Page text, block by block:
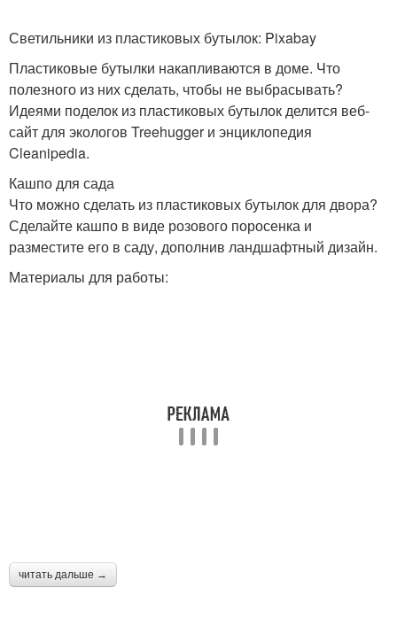
Светильники из пластиковых бутылок: Pixabay
Пластиковые бутылки накапливаются в доме. Что
полезного из них сделать, чтобы не выбрасывать?
Идеями поделок из пластиковых бутылок делится веб-
сайт для экологов Treehugger и энциклопедия
Cleanipedia.
Кашпо для сада
Что можно сделать из пластиковых бутылок для двора?
Сделайте кашпо в виде розового поросенка и
разместите его в саду, дополнив ландшафтный дизайн.
Материалы для работы:
читать дальше →